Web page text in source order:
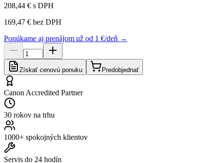
208,44 € s DPH
169,47 € bez DPH
Ponúkame aj prenájom už od 1 €/deň →
Získať cenovú ponuku Predobjednať
Canon Accredited Partner
30 rokov na trhu
1000+ spokojných klientov
Servis do 24 hodín